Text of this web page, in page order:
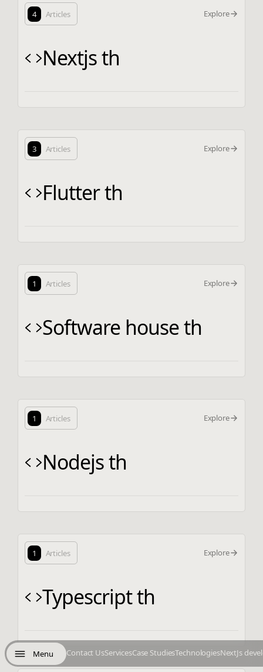
Menu Contact UsServicesCase StudiesTechnologiesNextJs
4 Articles Explore
Nextjs th
3 Articles Explore
Flutter th
1 Articles Explore
Software house th
1 Articles Explore
Nodejs th
1 Articles Explore
Typescript th